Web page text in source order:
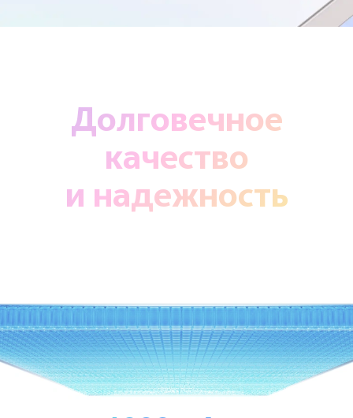
Долговечное
качество
и надежность